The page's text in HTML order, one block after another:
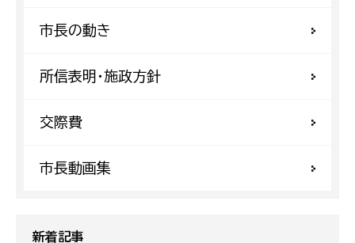
市長の動き
所信表明・施政方針
交際費
市長動画集
新着記事